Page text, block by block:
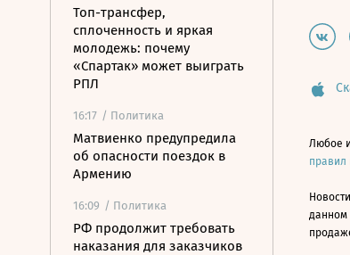
Топ-трансфер,
сплоченность и яркая
молодежь: почему
«Спартак» может выиграть
РПЛ
16:17 / Политика
Матвиенко предупредила
об опасности поездок в
Армению
16:09 / Политика
РФ продолжит требовать
наказания для заказчиков
Любое
правил
данном